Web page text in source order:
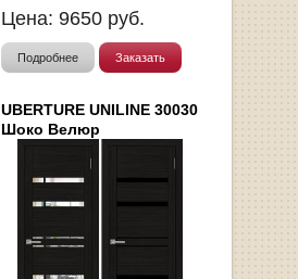
Цена: 9650 руб.
Подробнее Заказать
UBERTURE UNILINE 30030
Шоко Велюр